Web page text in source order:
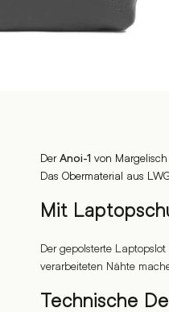
DerAnoi-1 von
Das Obermaterial aus
Mit
Der gepolsterte
verarbeiteten Nähte
Technische